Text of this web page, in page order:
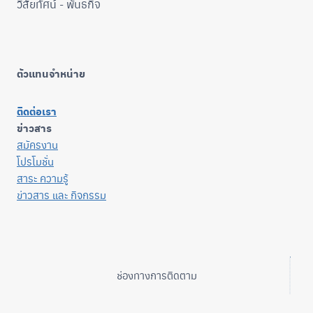
วิสัยทัศน์ - พันธกิจ
ตัวแทนจำหน่าย
ติดต่อเรา
ข่าวสาร
สมัครงาน
โปรโมชั่น
สาระ ความรู้
ข่าวสาร และ กิจกรรม
ช่องทางการติดตาม